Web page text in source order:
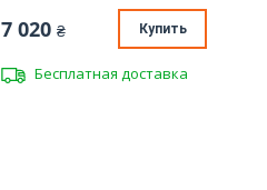
7 020 ₴ Купить
Бесплатная доставка